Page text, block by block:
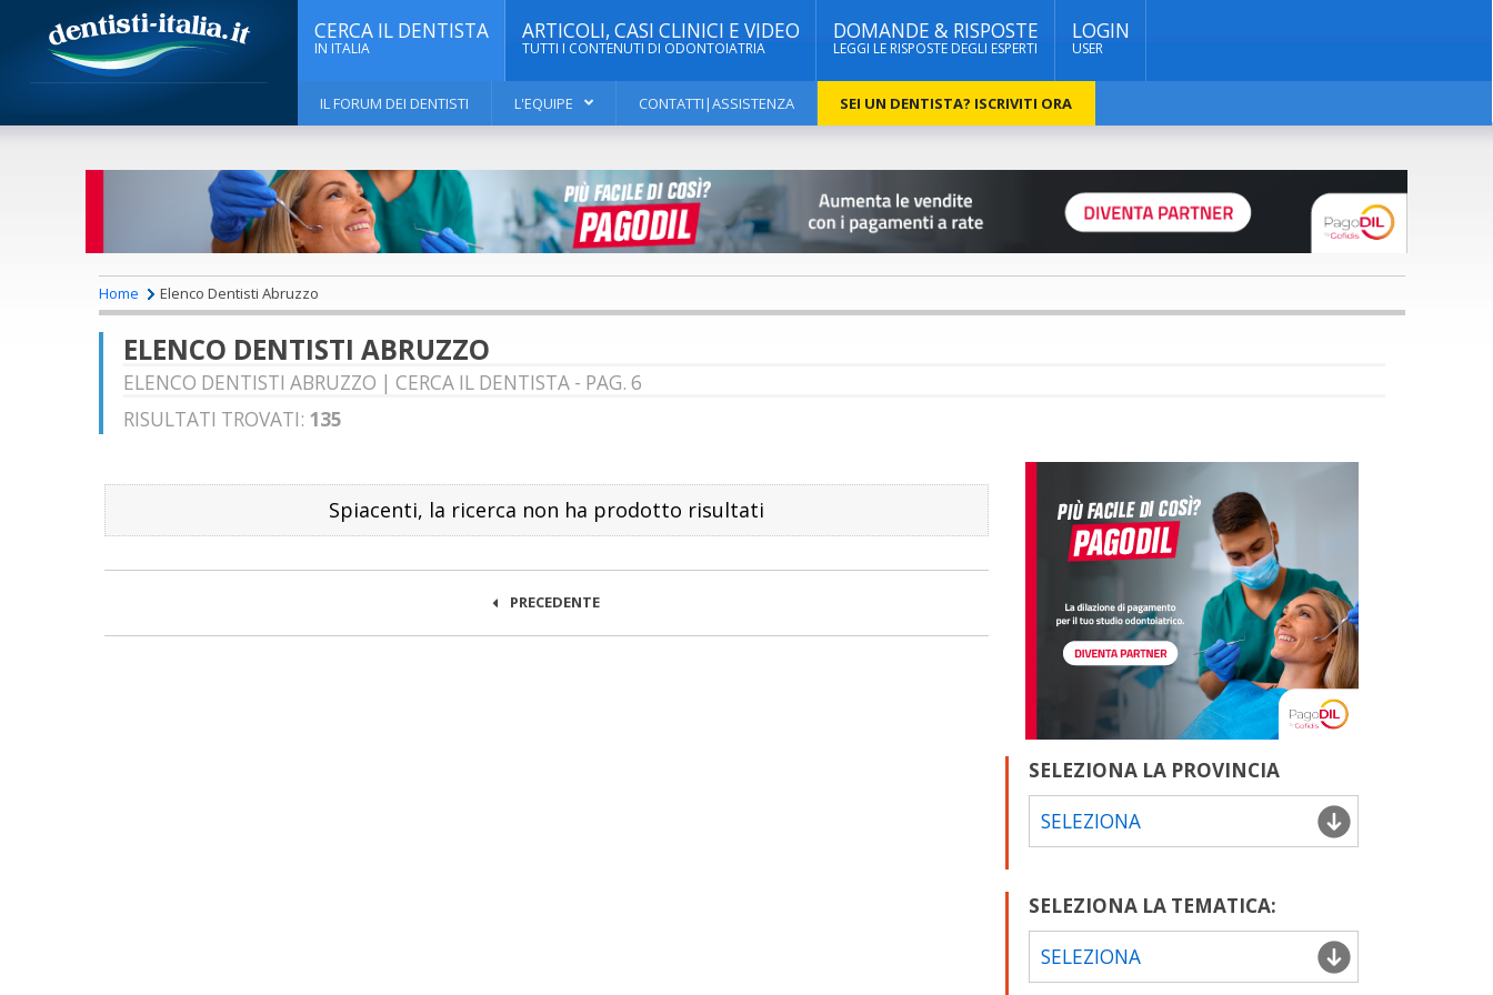
CERCA IL DENTISTA
IN ITALIA
ARTICOLI, CASI CLINICI E VIDEO
TUTTI I CONTENUTI DI ODONTOIATRIA
DOMANDE & RISPOSTE
LEGGI LE RISPOSTE DEGLI ESPERTI
LOGIN
USER
IL FORUM DEI DENTISTI L'EQUIPE CONTATTI|ASSISTENZA SEI UN DENTISTA? ISCRIVITI ORA
Home Elenco Dentisti Abruzzo
ELENCO DENTISTI ABRUZZO
ELENCO DENTISTI ABRUZZO | CERCA IL DENTISTA - PAG. 6
RISULTATI TROVATI: 135
Spiacenti, la ricerca non ha prodotto risultati
PRECEDENTE
SELEZIONA LA PROVINCIA
SELEZIONA
SELEZIONA LA TEMATICA:
SELEZIONA